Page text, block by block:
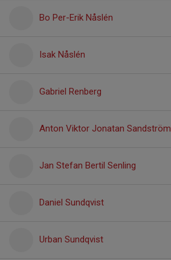
Bo Per-Erik Nåslén
Isak Nåslén
Gabriel Renberg
Anton Viktor Jonatan Sandström
Jan Stefan Bertil Senling
Daniel Sundqvist
Urban Sundqvist